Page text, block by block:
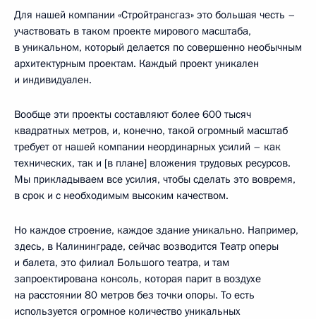
Для нашей компании «Стройтрансгаз» это большая честь –
участвовать в таком проекте мирового масштаба,
в уникальном, который делается по совершенно необычным
архитектурным проектам. Каждый проект уникален
и индивидуален.
Вообще эти проекты составляют более 600 тысяч
квадратных метров, и, конечно, такой огромный масштаб
требует от нашей компании неординарных усилий – как
технических, так и [в плане] вложения трудовых ресурсов.
Мы прикладываем все усилия, чтобы сделать это вовремя,
в срок и с необходимым высоким качеством.
Но каждое строение, каждое здание уникально. Например,
здесь, в Калининграде, сейчас возводится Театр оперы
и балета, это филиал Большого театра, и там
запроектирована консоль, которая парит в воздухе
на расстоянии 80 метров без точки опоры. То есть
используется огромное количество уникальных